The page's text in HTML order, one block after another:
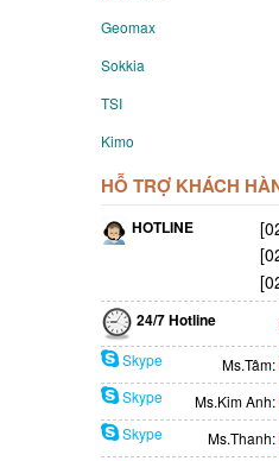
Geomax
Sokkia
TSI
Kimo
HỖ TRỢ KHÁCH
HOTLINE
24/7 Hotline
Skype Ms.Tâm:
Skype Ms.Kim Anh:
Skype Ms.Thanh: